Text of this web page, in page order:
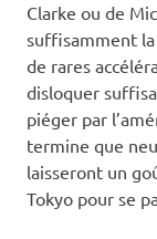
Clarke ou de
suffisamment
de rares
disloquer
piéger par
termine que
laisseront un
Tokyo pour se